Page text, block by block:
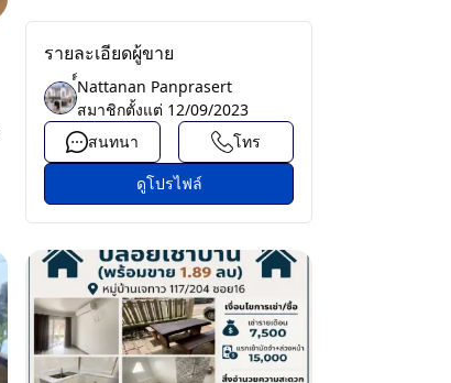
รายละเอียดผู้ขาย
์์Nattanan Panprasert
สมาชิกตั้งแต่ 12/09/2023
สนทนา
โทร
ดูโปรไฟล์